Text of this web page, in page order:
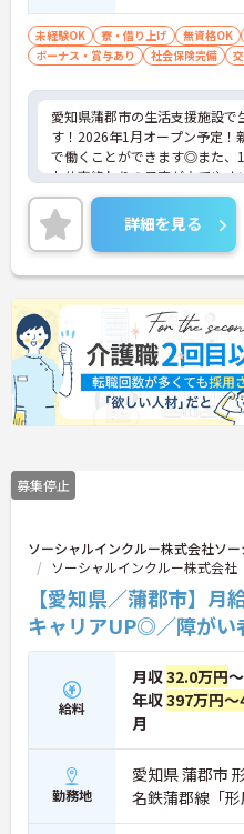
未経験OK 寮・借り上げ 無資格OK
ボーナス・賞与あり
社会保険完備
愛知県蒲郡市の生活支援施設で
す！2026年1月オープン予定！
で働くことができます◎また、
お仕事終わりの予定が立てやす
社宅制度や退職金制度ありで福
て長く働きやすい環境が整って
る方は面接ポイントをお伝えし
ご連絡ください！
詳細を見る
募集停止
ソーシャルインクルー株式会社ソ
ソーシャルインクルー株式会社
【愛知県／蒲郡市】
キャリアUP◎／障がい
給料
月収32.0万円～
年収397万円～
月
勤務地
愛知県 蒲郡市
名鉄蒲郡線「